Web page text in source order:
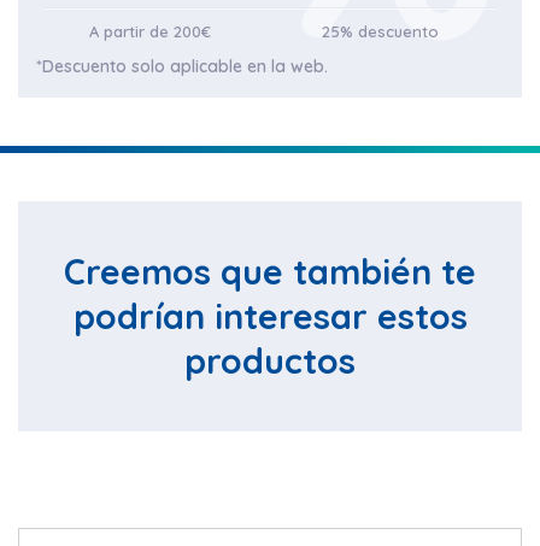
A partir de 200€ 25% descuento
*Descuento solo aplicable en la web.
Creemos que también te
podrían interesar estos
productos